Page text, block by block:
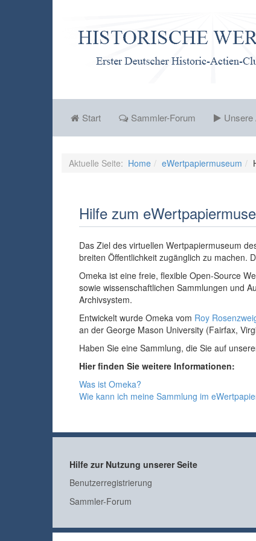
Start Sammler-Forum Unsere
Aktuelle Seite: Home eWertpapiermuseum
Hilfe zum
Das Ziel des virtuellen Wertpapiermuseum
breiten Öffentlichkeit zugänglich zu machen.
Omeka ist eine freie, flexible Open-Source
sowie wissenschaftlichen Sammlungen und
Archivsystem.
Entwickelt wurde Omeka vom Roy
an der George Mason University (Fairfax,
Haben Sie eine Sammlung, die Sie auf
Hier finden Sie weitere Informationen:
Was ist Omeka?
Wie kann ich meine Sammlung im
Hilfe zur Nutzung unserer Seite
Benutzerregistrierung
Sammler-Forum